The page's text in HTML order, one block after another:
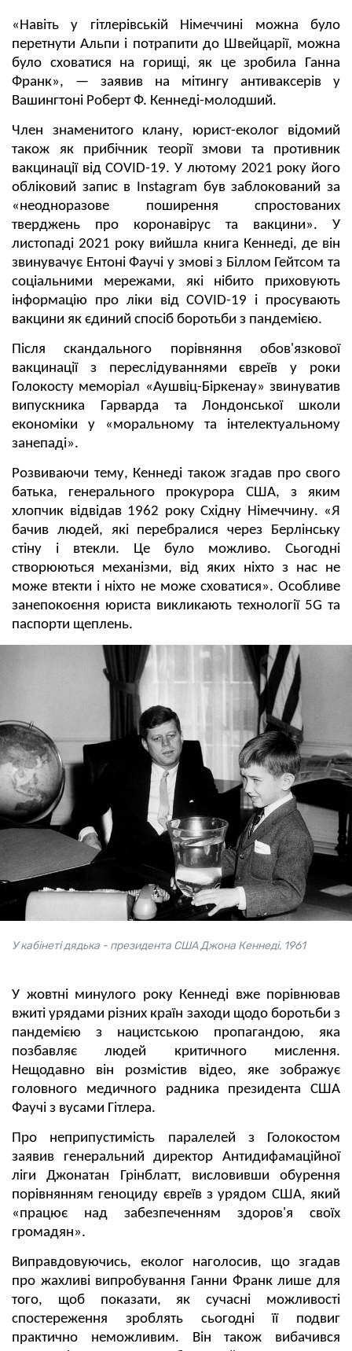
«Навіть у гітлерівській Німеччині можна було
перетнути Альпи і потрапити до Швейцарії, можна
було сховатися на горищі, як це зробила Ганна
Франк», — заявив на мітингу антиваксерів у
Вашингтоні Роберт Ф. Кеннеді-молодший.
Член знаменитого клану, юрист-еколог відомий
також як прибічник теорії змови та противник
вакцинації від COVID-19. У лютому 2021 року його
обліковий запис в Instagram був заблокований за
«неодноразове поширення спростованих
тверджень про коронавірус та вакцини». У
листопаді 2021 року вийшла книга Кеннеді, де він
звинувачує Ентоні Фаучі у змові з Біллом Гейтсом та
соціальними мережами, які нібито приховують
інформацію про ліки від COVID-19 і просувають
вакцини як єдиний спосіб боротьби з пандемією.
Після скандального порівняння обов'язкової
вакцинації з переслідуваннями євреїв у роки
Голокосту меморіал «Аушвіц-Біркенау» звинуватив
випускника Гарварда та Лондонської школи
економіки у «моральному та інтелектуальному
занепаді».
Розвиваючи тему, Кеннеді також згадав про свого
батька, генерального прокурора США, з яким
хлопчик відвідав 1962 року Східну Німеччину. «Я
бачив людей, які перебралися через Берлінську
стіну і втекли. Це було можливо. Сьогодні
створюються механізми, від яких ніхто з нас не
може втекти і ніхто не може сховатися». Особливе
занепокоєння юриста викликають технології 5G та
паспорти щеплень.
У кабінеті дядька - президента США Джона Кеннеді, 1961
У жовтні минулого року Кеннеді вже порівнював
вжиті урядами різних країн заходи щодо боротьби з
пандемією з нацистською пропагандою, яка
позбавляє людей критичного мислення.
Нещодавно він розмістив відео, яке зображує
головного медичного радника президента США
Фаучі з вусами Гітлера.
Про неприпустимість паралелей з Голокостом
заявив генеральний директор Антидифамаційної
ліги Джонатан Грінблатт, висловивши обурення
порівнянням геноциду євреїв з урядом США, який
«працює над забезпеченням здоров'я своїх
громадян».
Виправдовуючись, еколог наголосив, що згадав
про жахливі випробування Ганни Франк лише для
того, щоб показати, як сучасні можливості
спостереження зроблять сьогодні її подвиг
практично неможливим. Він також вибачився